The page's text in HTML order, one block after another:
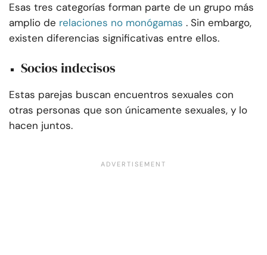
Esas tres categorías forman parte de un grupo más
amplio de relaciones no monógamas . Sin embargo,
existen diferencias significativas entre ellos.
Socios indecisos
Estas parejas buscan encuentros sexuales con
otras personas que son únicamente sexuales, y lo
hacen juntos.